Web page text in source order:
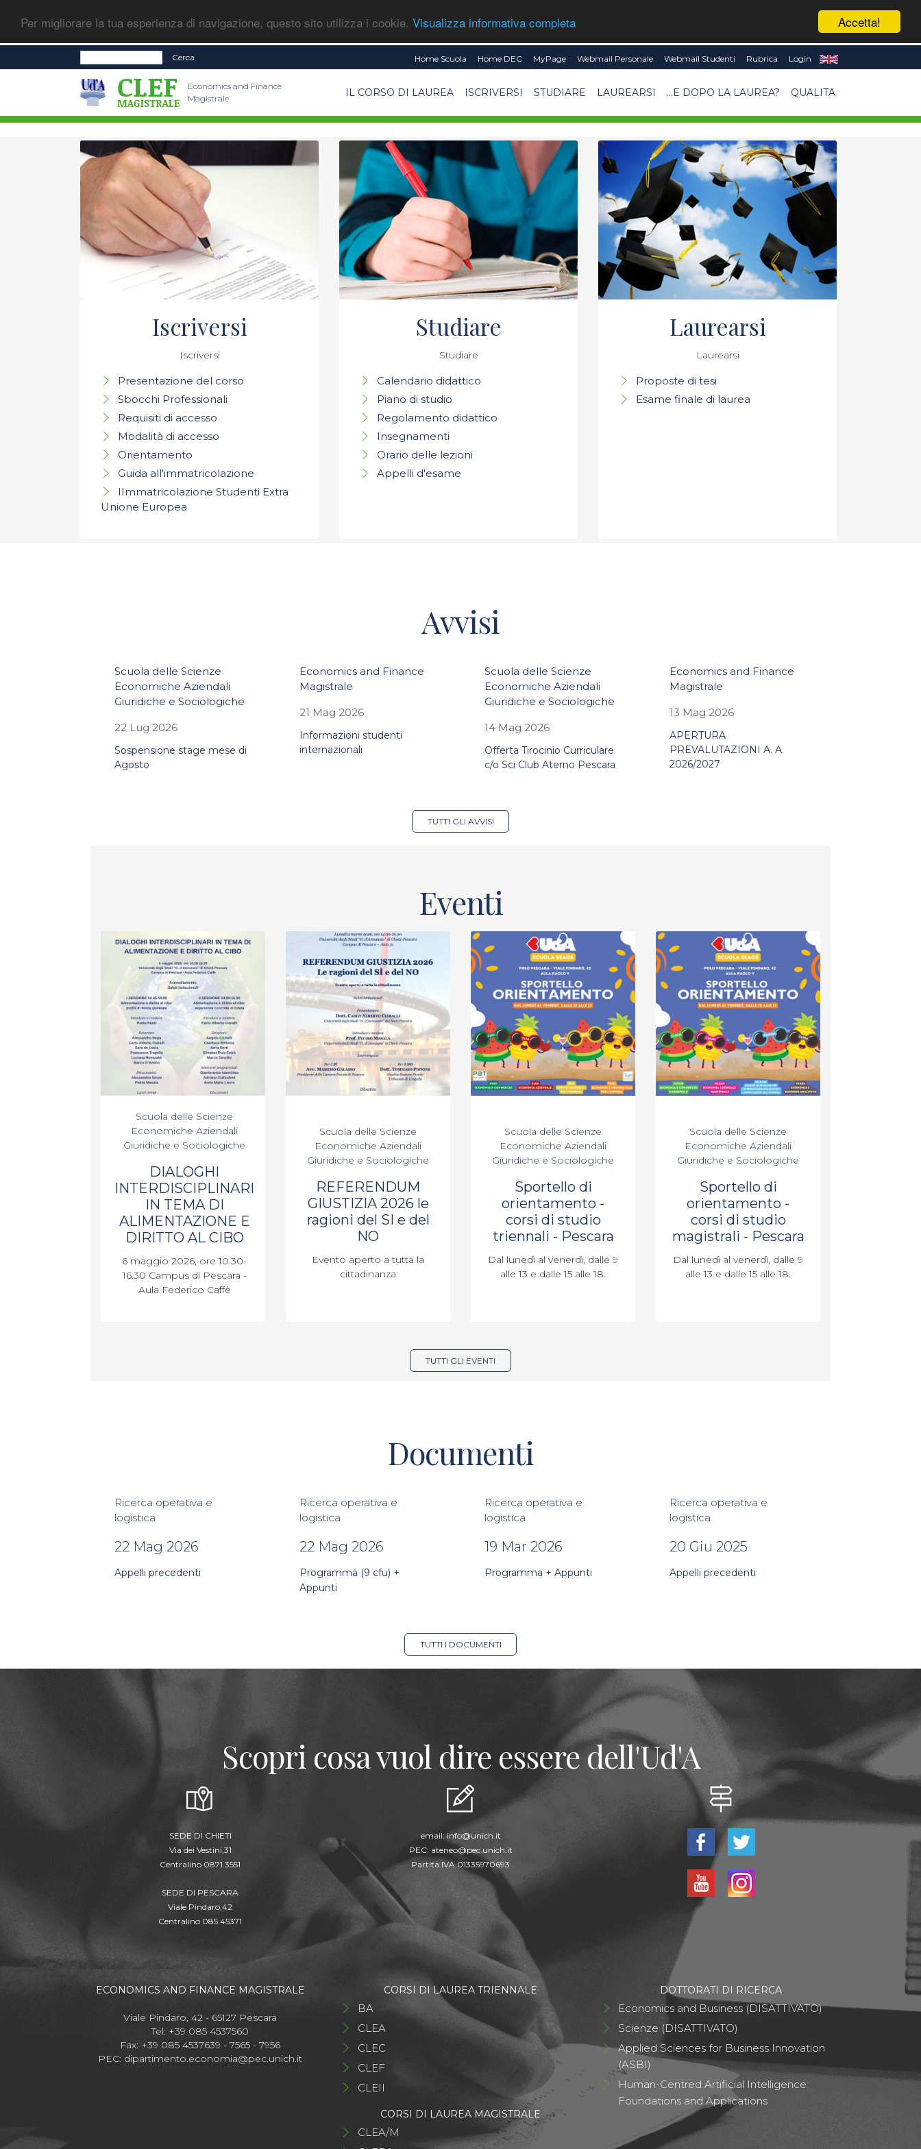
Accetta!
Per migliorare la tua esperienza di navigazione, questo sito utilizza i cookie. Visualizza informativa completa
Cerca Home Scuola Home DEC MyPage Webmail Personale Webmail Studenti Rubrica Login
Economics and Finance
Magistrale
IL CORSO DI LAUREA ISCRIVERSI STUDIARE LAUREARSI ...E DOPO LA LAUREA? QUALITA
Iscriversi
Iscriversi
Presentazione del corso
Sbocchi Professionali
Requisiti di accesso
Modalità di accesso
Orientamento
Guida all'immatricolazione
IImmatricolazione Studenti Extra
Unione Europea
Studiare
Studiare
Calendario didattico
Piano di studio
Regolamento didattico
Insegnamenti
Orario delle lezioni
Appelli d'esame
Laurearsi
Laurearsi
Proposte di tesi
Esame finale di laurea
Avvisi
Scuola delle Scienze
Economiche Aziendali
Giuridiche e Sociologiche
22 Lug 2026
Sospensione stage mese di
Agosto
Economics and Finance
Magistrale
21 Mag 2026
Informazioni studenti
internazionali
Scuola delle Scienze
Economiche Aziendali
Giuridiche e Sociologiche
14 Mag 2026
Offerta Tirocinio Curriculare
c/o Sci Club Aterno Pescara
Economics and Finance
Magistrale
13 Mag 2026
APERTURA
PREVALUTAZIONI A. A.
2026/2027
TUTTI GLI AVVISI
Eventi
Scuola delle Scienze
Economiche Aziendali
Giuridiche e Sociologiche
DIALOGHI
INTERDISCIPLINARI
IN TEMA DI
ALIMENTAZIONE E
DIRITTO AL CIBO
6 maggio 2026, ore 10.30-
16.30 Campus di Pescara -
Aula Federico Caffè
Scuola delle Scienze
Economiche Aziendali
Giuridiche e Sociologiche
REFERENDUM
GIUSTIZIA 2026 le
ragioni del SI e del
NO
Evento aperto a tutta la
cittadinanza
Scuola delle Scienze
Economiche Aziendali
Giuridiche e Sociologiche
Sportello di
orientamento -
corsi di studio
triennali - Pescara
Dal lunedì al venerdì, dalle 9
alle 13 e dalle 15 alle 18.
Scuola delle Scienze
Economiche Aziendali
Giuridiche e Sociologiche
Sportello di
orientamento -
corsi di studio
magistrali - Pescara
Dal lunedì al venerdì, dalle 9
alle 13 e dalle 15 alle 18.
TUTTI GLI EVENTI
Documenti
Ricerca operativa e
logistica
22 Mag 2026
Appelli precedenti
Ricerca operativa e
logistica
22 Mag 2026
Programma (9 cfu) +
Appunti
Ricerca operativa e
logistica
19 Mar 2026
Programma + Appunti
Ricerca operativa e
logistica
20 Giu 2025
Appelli precedenti
TUTTI I DOCUMENTI
Scopri cosa vuol dire essere dell'Ud'A
SEDE DI CHIETI
Via dei Vestini,31
Centralino 0871.3551
SEDE DI PESCARA
Viale Pindaro,42
Centralino 085.45371
email:info@unich.it
PEC: ateneo@pec.unich.it
Partita IVA 01335970693
ECONOMICS AND FINANCE MAGISTRALE
Viale Pindaro, 42 - 65127 Pescara
Tel: +39 085 4537560
Fax: +39 085 4537639 - 7565 - 7956
PEC: dipartimento.economia@pec.unich.it
CORSI DI LAUREA TRIENNALE
BA
CLEA
CLEC
CLEF
CLEII
CORSI DI LAUREA MAGISTRALE
CLEA/M
DOTTORATI DI RICERCA
Economics and Business (DISATTIVATO)
Scienze (DISATTIVATO)
Applied Sciences for Business Innovation
(ASBI)
Human-Centred Artificial Intelligence:
Foundations and Applications